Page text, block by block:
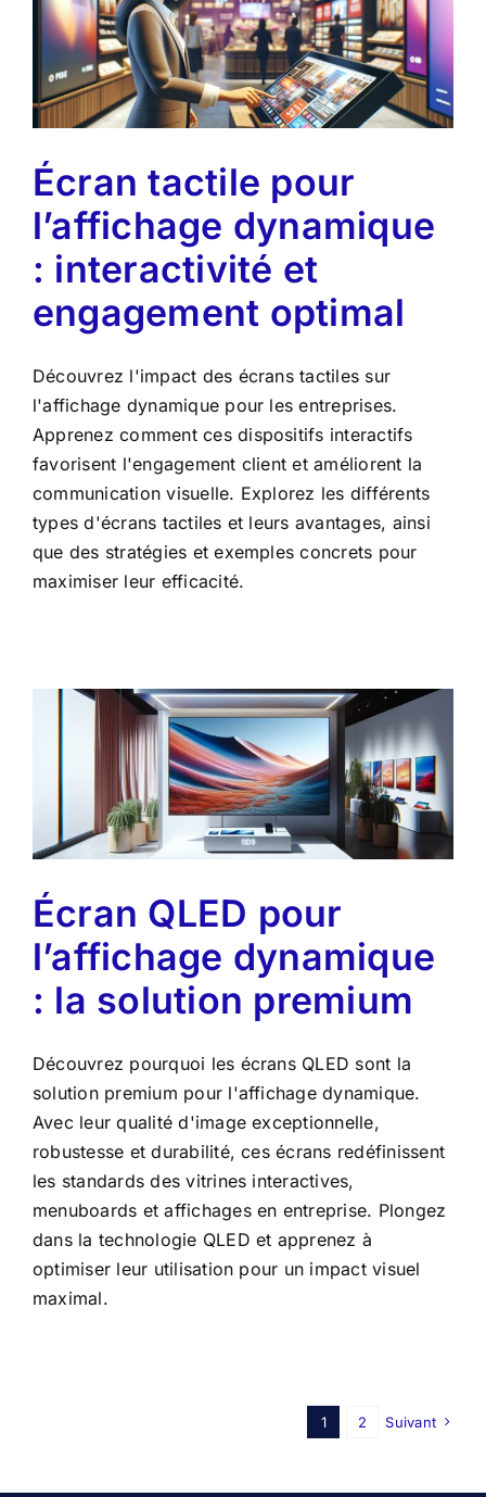
Écran tactile pour
l’affichage dynamique
: interactivité et
engagement optimal
Découvrez l'impact des écrans tactiles sur
l'affichage dynamique pour les entreprises.
Apprenez comment ces dispositifs interactifs
favorisent l'engagement client et améliorent la
communication visuelle. Explorez les différents
types d'écrans tactiles et leurs avantages, ainsi
que des stratégies et exemples concrets pour
maximiser leur efficacité.
Écran QLED pour
l’affichage dynamique
: la solution premium
Découvrez pourquoi les écrans QLED sont la
solution premium pour l'affichage dynamique.
Avec leur qualité d'image exceptionnelle,
robustesse et durabilité, ces écrans redéfinissent
les standards des vitrines interactives,
menuboards et affichages en entreprise. Plongez
dans la technologie QLED et apprenez à
optimiser leur utilisation pour un impact visuel
maximal.
1 2 Suivant